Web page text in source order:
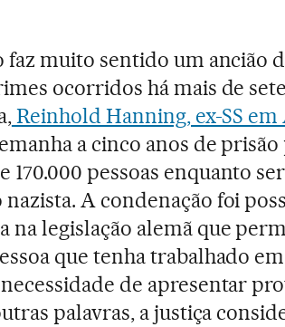
faz muito sentido um ancião
ocorridos há mais de
Reinhold Hanning, ex-SS em
a cinco anos de
pessoas enquanto
A condenação foi
na legislação alemã que
que tenha trabalhado
de apresentar
palavras, a justiça